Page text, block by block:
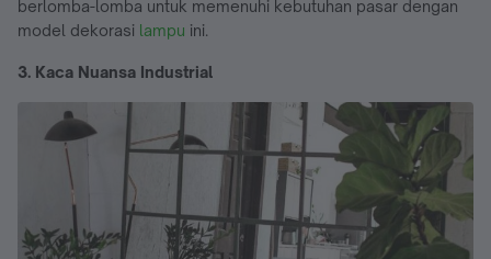
berlomba-lomba untuk memenuhi kebutuhan pasar dengan
model dekorasi lampu ini.
3. Kaca Nuansa Industrial